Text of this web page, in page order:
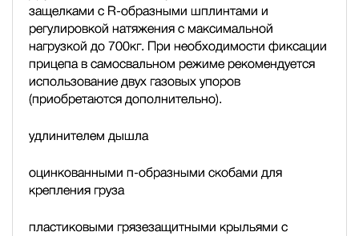
защелками с R-образными шплинтами и
регулировкой натяжения с максимальной
нагрузкой до 700кг. При необходимости фиксации
прицепа в самосвальном режиме рекомендуется
использование двух газовых упоров
(приобретаются дополнительно).
удлинителем дышла
оцинкованными п-образными скобами для
крепления груза
пластиковыми грязезащитными крыльями с